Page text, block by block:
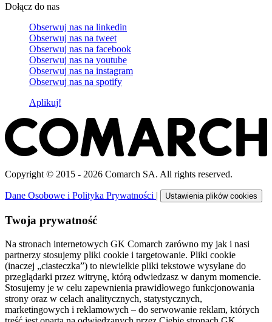
Dołącz do nas
Obserwuj nas na linkedin
Obserwuj nas na tweet
Obserwuj nas na facebook
Obserwuj nas na youtube
Obserwuj nas na instagram
Obserwuj nas na spotify
Aplikuj!
Copyright © 2015 - 2026 Comarch SA. All rights reserved.
Dane Osobowe i Polityka Prywatności | Ustawienia plików cookies
Twoja prywatność
Na stronach internetowych GK Comarch zarówno my jak i nasi
partnerzy stosujemy pliki cookie i targetowanie. Pliki cookie
(inaczej „ciasteczka”) to niewielkie pliki tekstowe wysyłane do
przeglądarki przez witrynę, którą odwiedzasz w danym momencie.
Stosujemy je w celu zapewnienia prawidłowego funkcjonowania
strony oraz w celach analitycznych, statystycznych,
marketingowych i reklamowych – do serwowanie reklam, których